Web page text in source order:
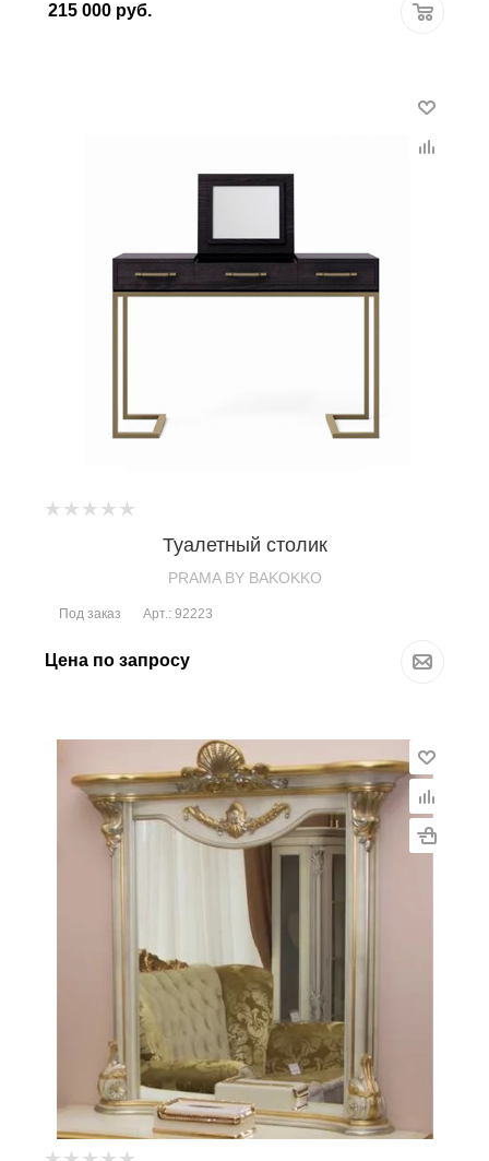
215 000 руб.
Туалетный столик
PRAMA BY BAKOKKO
Под заказ Арт.: 92223
Цена по запросу